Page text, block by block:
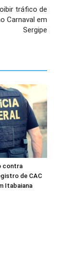
tráfico de
Carnaval em
Sergipe
contra
de CAC
Itabaiana